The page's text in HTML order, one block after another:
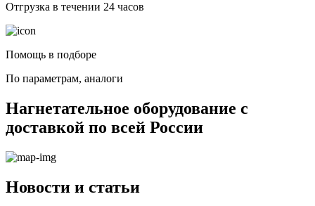
Отгрузка в течении 24 часов
Помощь в подборе
По параметрам, аналоги
Нагнетательное оборудование с
доставкой по всей России
Новости и статьи